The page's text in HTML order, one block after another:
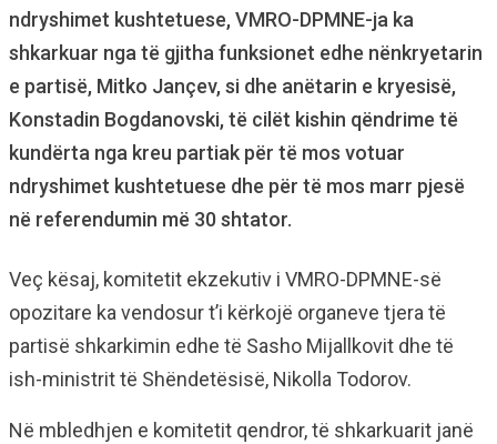
ndryshimet kushtetuese, VMRO-DPMNE-ja ka
shkarkuar nga të gjitha funksionet edhe nënkryetarin
e partisë, Mitko Jançev, si dhe anëtarin e kryesisë,
Konstadin Bogdanovski, të cilët kishin qëndrime të
kundërta nga kreu partiak për të mos votuar
ndryshimet kushtetuese dhe për të mos marr pjesë
në referendumin më 30 shtator.
Veç kësaj, komitetit ekzekutiv i VMRO-DPMNE-së
opozitare ka vendosur t’i kërkojë organeve tjera të
partisë shkarkimin edhe të Sasho Mijallkovit dhe të
ish-ministrit të Shëndetësisë, Nikolla Todorov.
Në mbledhjen e komitetit qendror, të shkarkuarit janë